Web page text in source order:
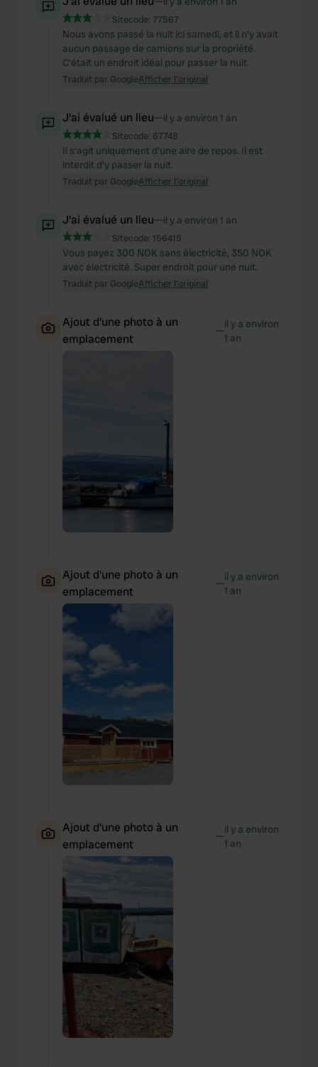
Sitecode: 77567
Nous avons passé la nuit ici samedi, et il n'y avait
aucun passage de camions sur la propriété.
C'était un endroit idéal pour passer la nuit.
Traduit par GoogleAfficher l'original
J'ai évalué un lieu—il y a environ 1 an
Sitecode: 67748
Il s'agit uniquement d'une aire de repos. Il est
interdit d'y passer la nuit.
Traduit par GoogleAfficher l'original
J'ai évalué un lieu—il y a environ 1 an
Sitecode: 156415
Vous payez 300 NOK sans électricité, 350 NOK
avec électricité. Super endroit pour une nuit.
Traduit par GoogleAfficher l'original
Ajout d'une photo à un
emplacement
—il y a environ
1 an
Ajout d'une photo à un
emplacement
—il y a environ
1 an
Ajout d'une photo à un
emplacement
—il y a environ
1 an